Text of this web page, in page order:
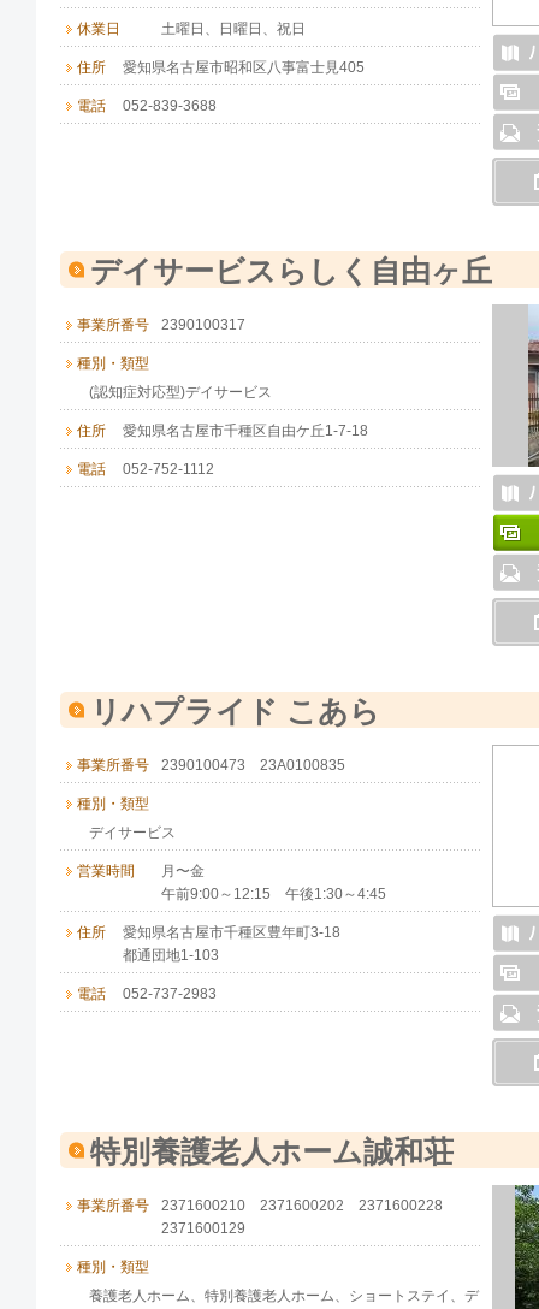
休業日 土曜日、日曜日、祝日
住所 愛知県名古屋市昭和区八事富士見405
電話 052-839-3688
デイサービスらしく自由ヶ丘
事業所番号 2390100317
種別・類型
(認知症対応型)デイサービス
住所 愛知県名古屋市千種区自由ケ丘1-7-18
電話 052-752-1112
リハプライド こあら
事業所番号 2390100473 23A0100835
種別・類型
デイサービス
営業時間
月〜金
午前9:00～12:15 午後1:30～4:45
住所
愛知県名古屋市千種区豊年町3-18
都通団地1-103
電話 052-737-2983
特別養護老人ホーム誠和荘
事業所番号
2371600210 2371600202 2371600228
2371600129
種別・類型
養護老人ホーム、特別養護老人ホーム、ショートステイ、デ